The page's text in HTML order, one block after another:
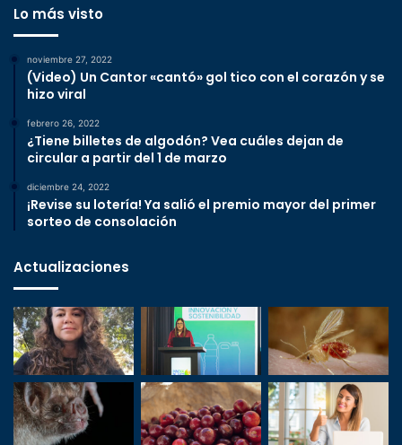
Lo más visto
noviembre 27, 2022
(Video) Un Cantor «cantó» gol tico con el corazón y se
hizo viral
febrero 26, 2022
¿Tiene billetes de algodón? Vea cuáles dejan de
circular a partir del 1 de marzo
diciembre 24, 2022
¡Revise su lotería! Ya salió el premio mayor del primer
sorteo de consolación
Actualizaciones